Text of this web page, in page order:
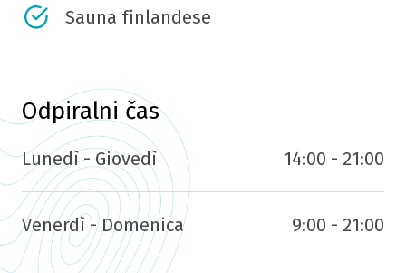
Sauna finlandese
Odpiralni čas
Lunedì - Giovedì 14:00 - 21:00
Venerdì - Domenica 9:00 - 21:00